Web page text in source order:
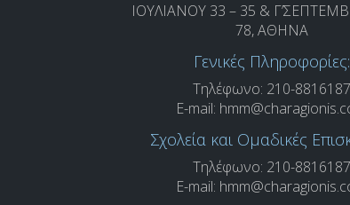
ΙΟΥΛΙΑΝΟΥ 33 – 35 &
78, ΑΘΗΝΑ
Γενικές Πληροφορίες:
Τηλέφωνο: 210-8816187
E-mail:
Σχολεία και Ομαδικές
Τηλέφωνο: 210-8816187
E-mail: